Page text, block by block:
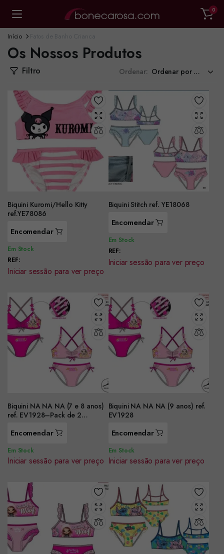
0
Início
Os Nossos Produtos
Filtro Ordenar:
Biquini Kuromi/Hello Kitty
ref.YE78086
Encomendar
Em Stock
REF:
Iniciar sessão para ver preço
Biquini Stitch ref. YE18068
Encomendar
Em Stock
REF:
Iniciar sessão para ver preço
Biquini NA NA NA (7 e 8 anos)
ref. EV1928–Pack de 2
Encomendar
Em Stock
Iniciar sessão para ver preço
Biquini NA NA NA (9 anos) ref.
EV1928
Encomendar
Em Stock
Iniciar sessão para ver preço